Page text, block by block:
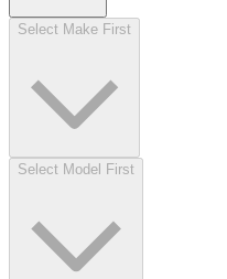
Select Make First
Select Model First